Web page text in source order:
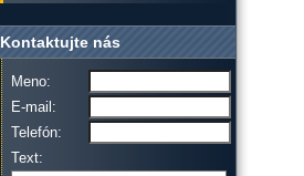
Kontaktujte nás
Meno:
E-mail:
Telefón:
Text: